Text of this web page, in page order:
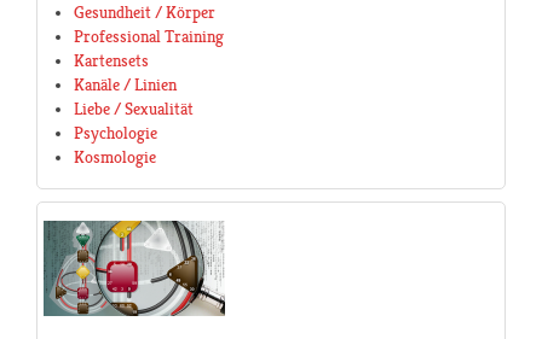
Gesundheit / Körper
Professional Training
Kartensets
Kanäle / Linien
Liebe / Sexualität
Psychologie
Kosmologie